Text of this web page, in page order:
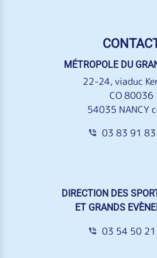
MÉTROPOLE DU
22-24, viaduc
CO 80036
54035 NANCY
03 83 91 83
DIRECTION DES
ET GRANDS
03 54 50